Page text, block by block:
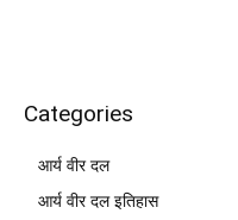
Categories
आर्य वीर दल
आर्य वीर दल इतिहास